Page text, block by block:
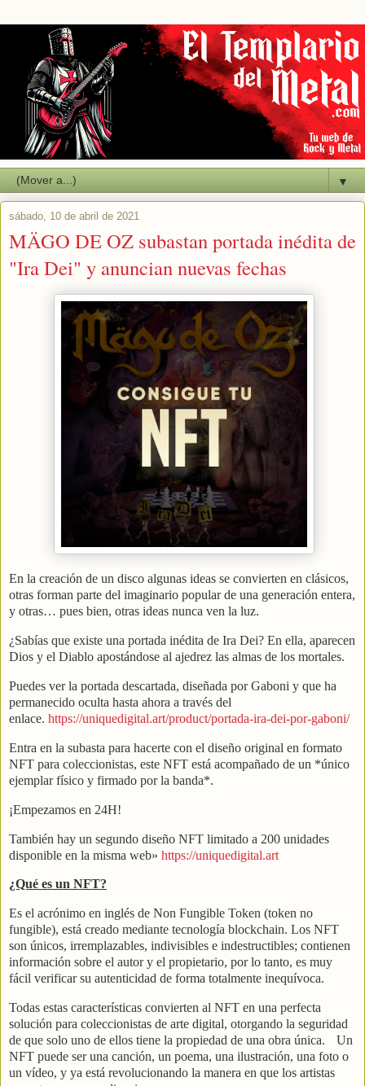
▼
sábado, 10 de abril de 2021
MÄGO DE OZ subastan portada inédita de
"Ira Dei" y anuncian nuevas fechas
En la creación de un disco algunas ideas se convierten en clásicos,
otras forman parte del imaginario popular de una generación entera,
y otras… pues bien, otras ideas nunca ven la luz.
¿Sabías que existe una portada inédita de Ira Dei? En ella, aparecen
Dios y el Diablo apostándose al ajedrez las almas de los mortales.
Puedes ver la portada descartada, diseñada por Gaboni y que ha
permanecido oculta hasta ahora a través del
enlace. https://uniquedigital.art/product/portada-ira-dei-por-gaboni/
Entra en la subasta para hacerte con el diseño original en formato
NFT para coleccionistas, este NFT está acompañado de un *único
ejemplar físico y firmado por la banda*.
¡Empezamos en 24H!
También hay un segundo diseño NFT limitado a 200 unidades
disponible en la misma web» https://uniquedigital.art
¿Qué es un NFT?
Es el acrónimo en inglés de Non Fungible Token (token no
fungible), está creado mediante tecnología blockchain. Los NFT
son únicos, irremplazables, indivisibles e indestructibles; contienen
información sobre el autor y el propietario, por lo tanto, es muy
fácil verificar su autenticidad de forma totalmente inequívoca.
Todas estas características convierten al NFT en una perfecta
solución para coleccionistas de arte digital, otorgando la seguridad
de que solo uno de ellos tiene la propiedad de una obra única. Un
NFT puede ser una canción, un poema, una ilustración, una foto o
un vídeo, y ya está revolucionando la manera en que los artistas